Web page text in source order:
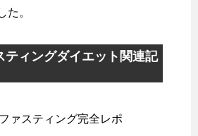
た。
ティングダイエット関連記